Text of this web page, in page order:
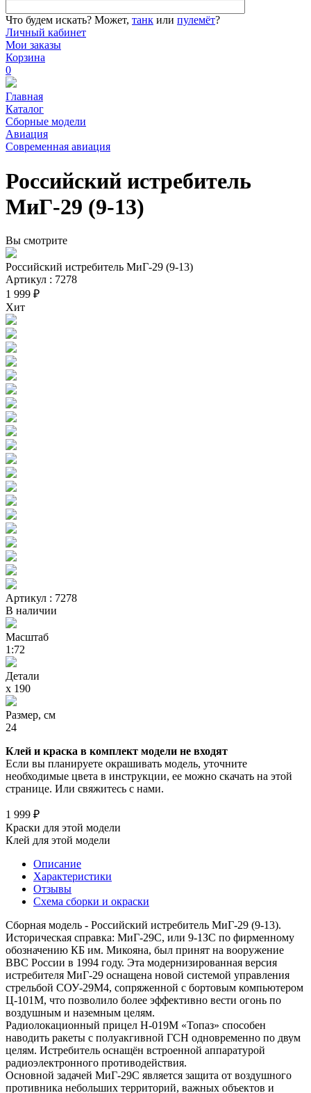
Что будем искать? Может, танк или пулемёт?
Личный кабинет
Мои заказы
Корзина
0
Главная
Каталог
Сборные модели
Авиация
Современная авиация
Российский истребитель
МиГ-29 (9-13)
Вы смотрите
Российский истребитель МиГ-29 (9-13)
Артикул : 7278
1 999 ₽
Хит
Артикул : 7278
В наличии
Масштаб
1:72
Детали
х 190
Размер, см
24
Клей и краска в комплект модели не входят
Если вы планируете окрашивать модель, уточните
необходимые цвета в инструкции, ее можно скачать на этой
странице. Или свяжитесь с нами.
1 999 ₽
Краски для этой модели
Клей для этой модели
Описание
Характеристики
Отзывы
Схема сборки и окраски
Сборная модель - Российский истребитель МиГ-29 (9-13).
Историческая справка: МиГ-29С, или 9-1ЗС по фирменному
обозначению КБ им. Микояна, был принят на вооружение
ВВС России в 1994 году. Эта модернизированная версия
истребителя МиГ-29 оснащена новой системой управления
стрельбой СОУ-29М4, сопряженной с бортовым компьютером
Ц-101М, что позволило более эффективно вести огонь по
воздушным и наземным целям.
Радиолокационный прицел Н-019М «Топаз» способен
наводить ракеты с полуакгивной ГСН одновременно по двум
целям. Истребитель оснащён встроенной аппаратурой
радиоэлектронного противодействия.
Основной задачей МиГ-29С является защита от воздушного
противника небольших территорий, важных объектов и